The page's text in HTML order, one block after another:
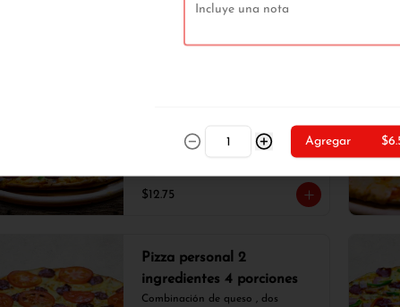
Combinación de queso , tres
ingredientes a su elección  y
$12.75
Pizza personal 2
ingredientes 4 porciones
Combinación de queso , dos
Agregar